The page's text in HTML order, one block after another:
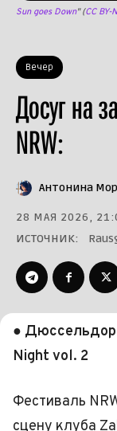
Вечер
Досуг на
NRW:
Sun goes Down" (CC BY-
Антонина
28 МАЯ 2026,
ИСТОЧНИК:
●
Night vol. 2
Фестиваль
сцену клуба